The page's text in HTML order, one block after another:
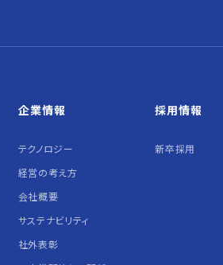
企業情報
テクノロジー
経営の考え方
会社概要
サステナビリティ
社外表彰
採用情報
新卒採用